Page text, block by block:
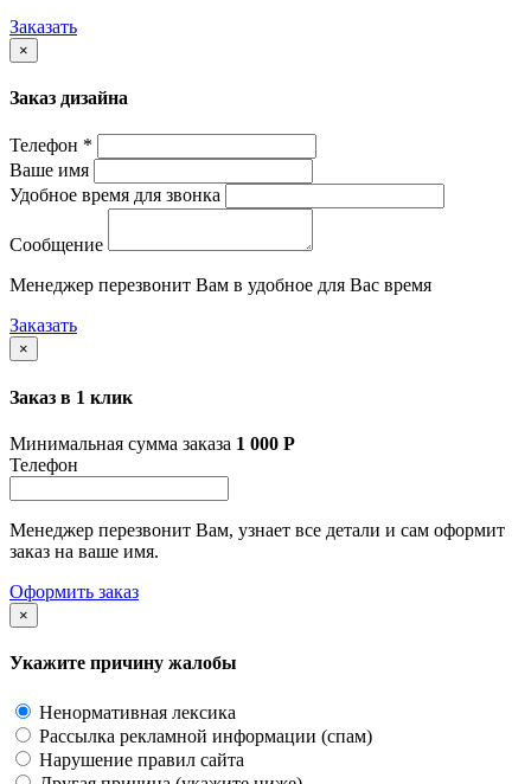
Заказать
×
Заказ дизайна
Телефон *
Ваше имя
Удобное время для звонка
Сообщение
Менеджер перезвонит Вам в удобное для Вас время
Заказать
×
Заказ в 1 клик
Минимальная сумма заказа 1 000 Р
Телефон
Менеджер перезвонит Вам, узнает все детали и сам оформит
заказ на ваше имя.
Оформить заказ
×
Укажите причину жалобы
Ненормативная лексика
Рассылка рекламной информации (спам)
Нарушение правил сайта